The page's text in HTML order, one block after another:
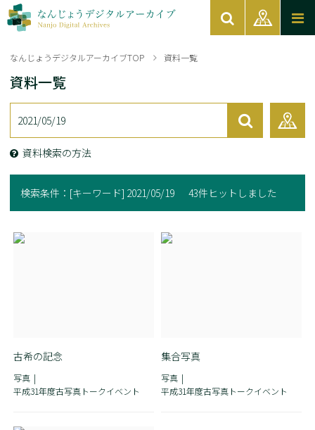
なんじょうデジタルアーカイブTOP 資料一覧
資料一覧
資料検索の方法
検索条件： [キーワード] 2021/05/19 43件ヒットしました
古希の記念
写真
平成31年度古写真トークイベント
集合写真
写真
平成31年度古写真トークイベント